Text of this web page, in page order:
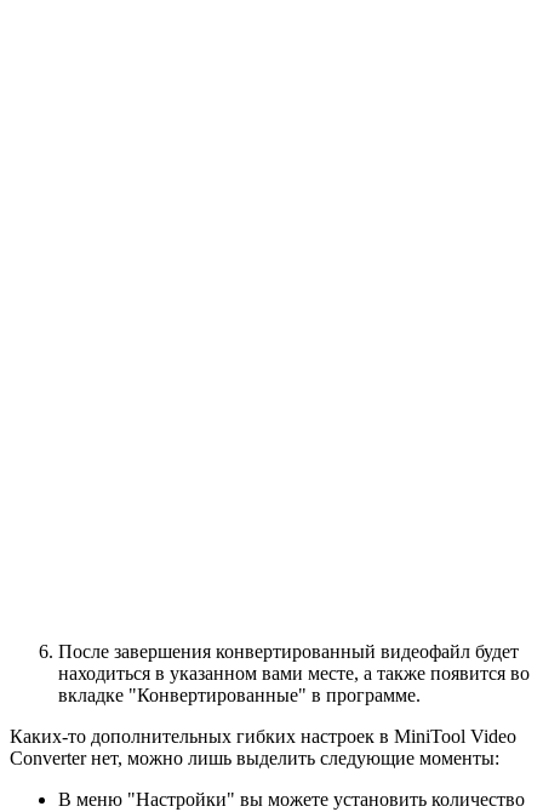
После завершения конвертированный видеофайл будет
находиться в указанном вами месте, а также появится во
вкладке "Конвертированные" в программе.
Каких-то дополнительных гибких настроек в MiniTool Video
Converter нет, можно лишь выделить следующие моменты:
В меню "Настройки" вы можете установить количество